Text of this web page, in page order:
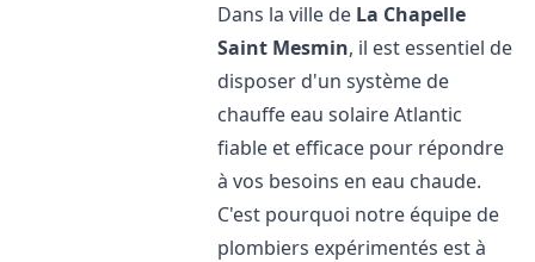
Dans la ville de La Chapelle
Saint Mesmin, il est essentiel de
disposer d'un système de
chauffe eau solaire Atlantic
fiable et efficace pour répondre
à vos besoins en eau chaude.
C'est pourquoi notre équipe de
plombiers expérimentés est à